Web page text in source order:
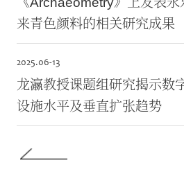
来青色颜料的相关研究成果
2025.06-13
龙瀛教授课题组研究揭示数
设施水平及垂直扩张趋势